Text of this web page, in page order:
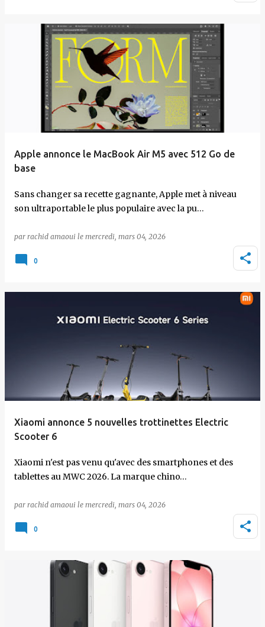
Apple annonce le MacBook Air M5 avec 512 Go de
base
Sans changer sa recette gagnante, Apple met à niveau
son ultraportable le plus populaire avec la pu…
par rachid amaoui le mercredi, mars 04, 2026
0
Xiaomi annonce 5 nouvelles trottinettes Electric
Scooter 6
Xiaomi n'est pas venu qu'avec des smartphones et des
tablettes au MWC 2026. La marque chino…
par rachid amaoui le mercredi, mars 04, 2026
0